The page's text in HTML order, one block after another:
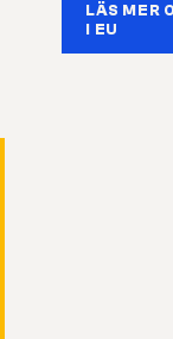
LÄS MER
I EU